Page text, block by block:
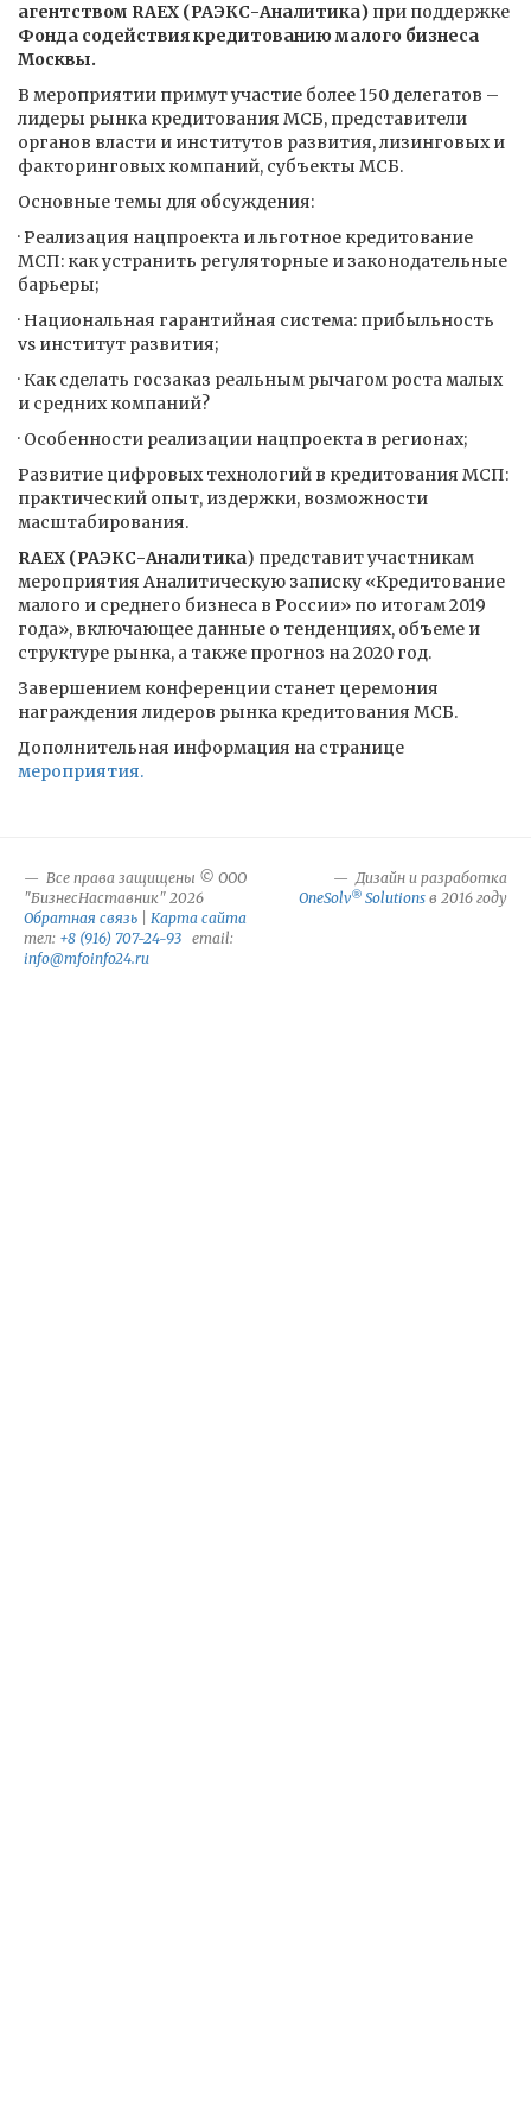
агентством RAEX (РАЭКС-Аналитика) при поддержке
Фонда содействия кредитованию малого бизнеса
Москвы.
В мероприятии примут участие более 150 делегатов –
лидеры рынка кредитования МСБ, представители
органов власти и институтов развития, лизинговых и
факторинговых компаний, субъекты МСБ.
Основные темы для обсуждения:
· Реализация нацпроекта и льготное кредитование
МСП: как устранить регуляторные и законодательные
барьеры;
· Национальная гарантийная система: прибыльность
vs институт развития;
· Как сделать госзаказ реальным рычагом роста малых
и средних компаний?
· Особенности реализации нацпроекта в регионах;
Развитие цифровых технологий в кредитования МСП:
практический опыт, издержки, возможности
масштабирования.
RAEX (РАЭКС-Аналитика) представит участникам
мероприятия Аналитическую записку «Кредитование
малого и среднего бизнеса в России» по итогам 2019
года», включающее данные о тенденциях, объеме и
структуре рынка, а также прогноз на 2020 год.
Завершением конференции станет церемония
награждения лидеров рынка кредитования МСБ.
Дополнительная информация на странице
мероприятия.
Все права защищены © ООО
"БизнесНаставник" 2026
Обратная связь
Карта сайта
тел: +8 (916) 707-24-93 email:
info@mfoinfo24.ru
Дизайн и разработка
OneSolv® Solutions в 2016 году